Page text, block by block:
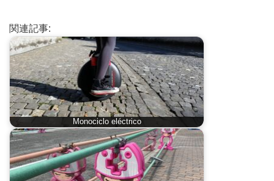
関連記事:
Monociclo eléctrico